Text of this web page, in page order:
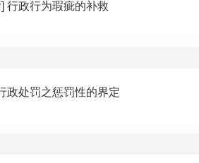
[作者：梁君瑜] 行政行为瑕疵的补救
者：邹奕] 行政处罚之惩罚性的界定